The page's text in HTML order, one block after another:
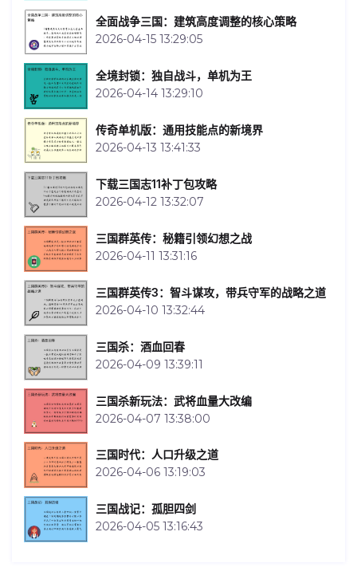
全面战争三国：建筑高度调整的核心策略
2026-04-15 13:29:05
全境封锁：独自战斗，单机为王
2026-04-14 13:29:10
传奇单机版：通用技能点的新境界
2026-04-13 13:41:33
下载三国志11补丁包攻略
2026-04-12 13:32:07
三国群英传：秘籍引领幻想之战
2026-04-11 13:31:16
三国群英传3：智斗谋攻，带兵守军的战略之道
2026-04-10 13:32:44
三国杀：酒血回春
2026-04-09 13:39:11
三国杀新玩法：武将血量大改编
2026-04-07 13:38:00
三国时代：人口升级之道
2026-04-06 13:19:03
三国战记：孤胆四剑
2026-04-05 13:16:43